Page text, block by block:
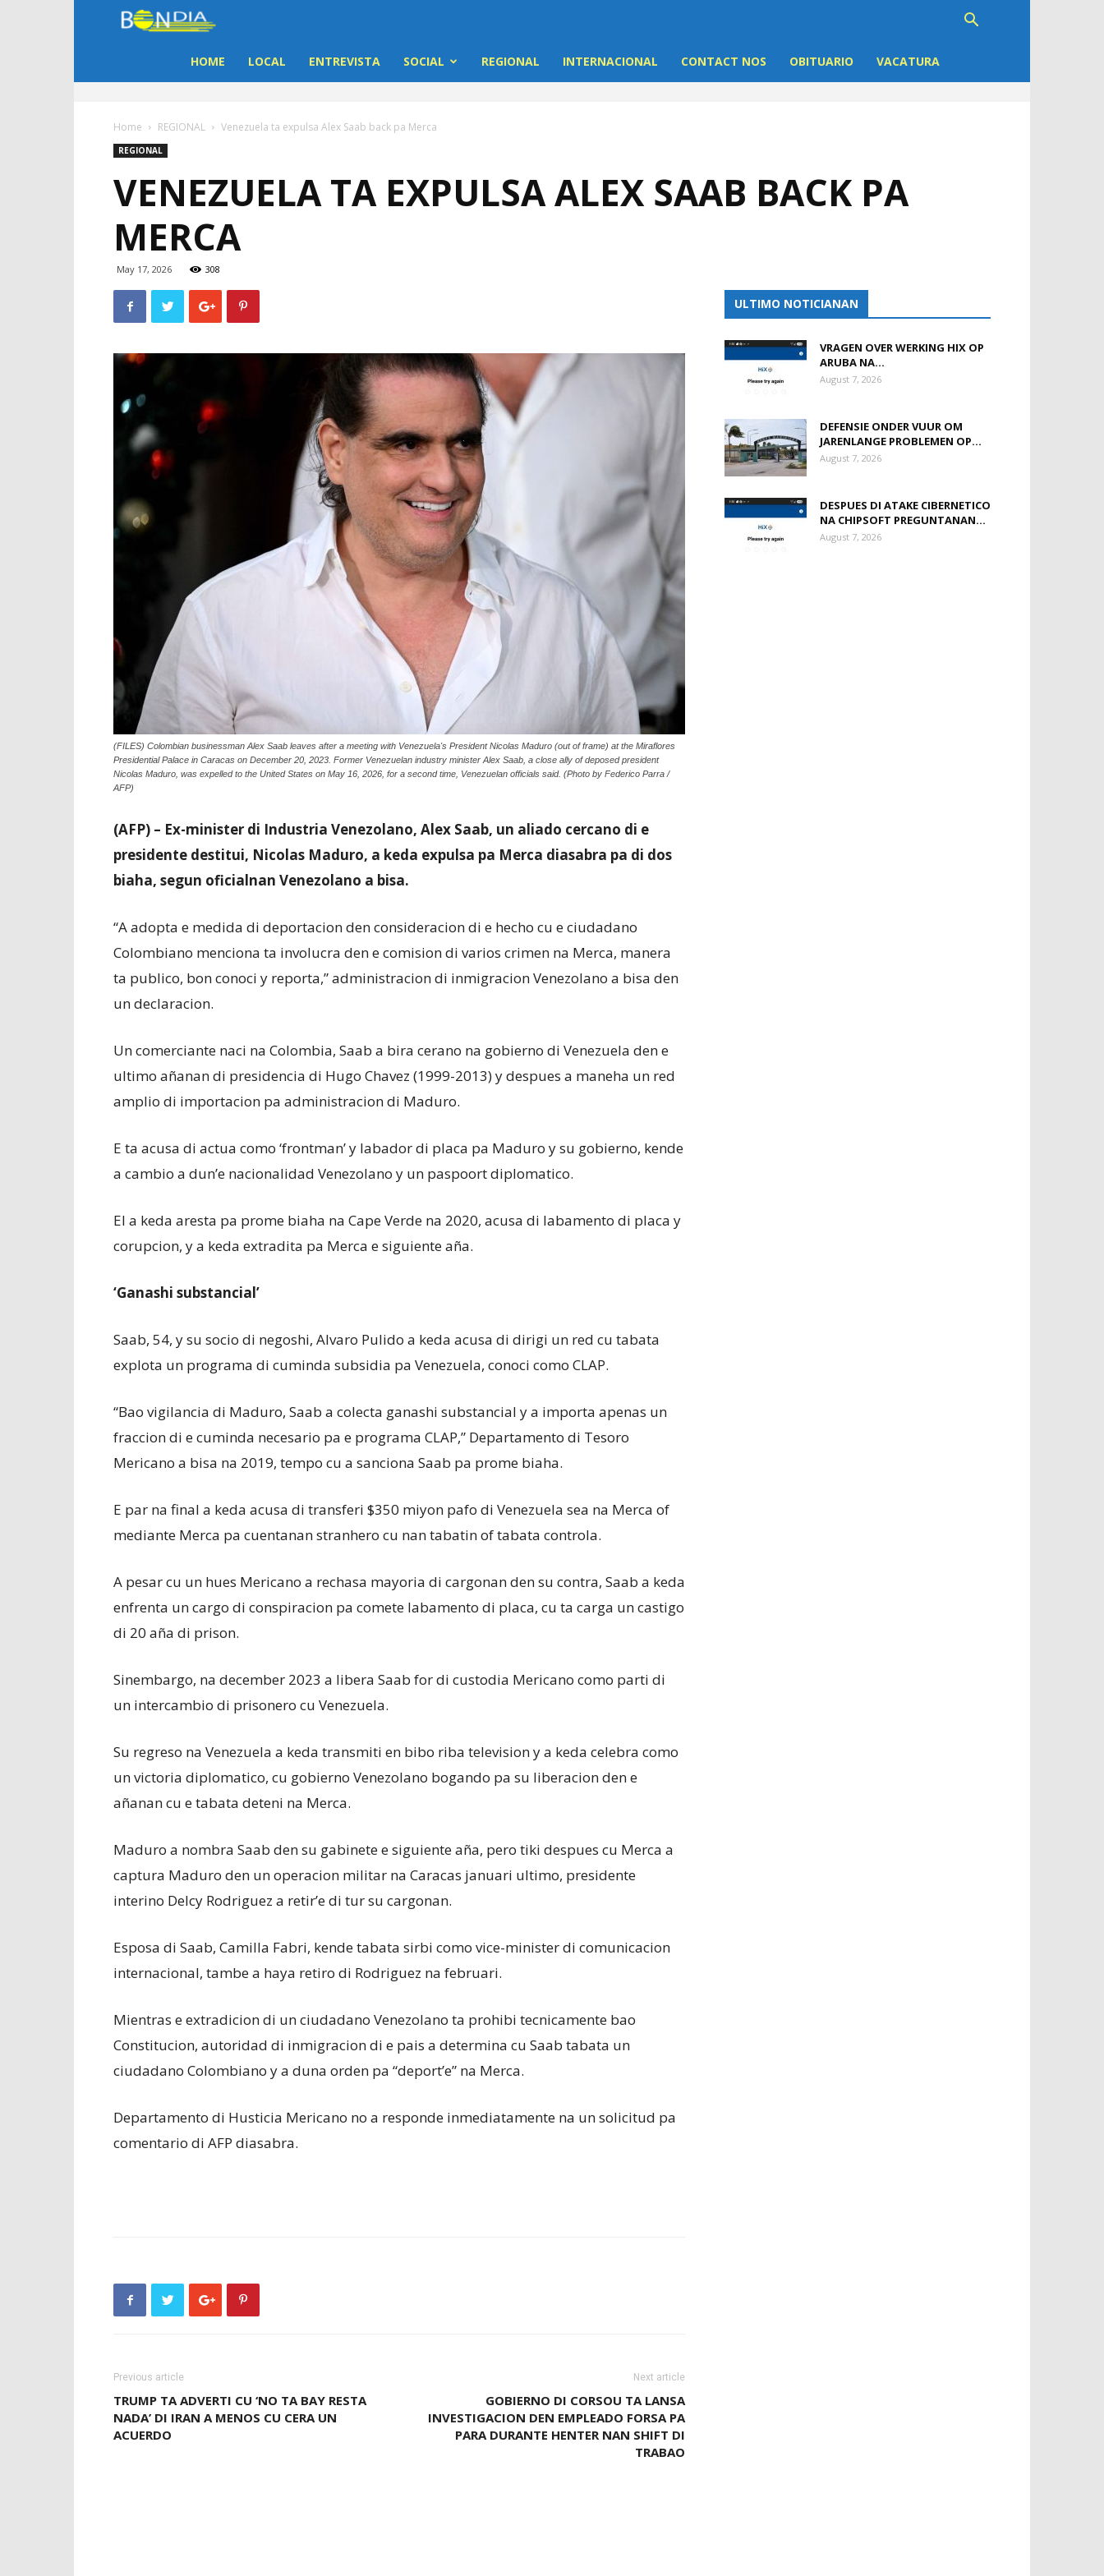
Dia
Noticia
di
HOME LOCAL ENTREVISTA SOCIAL REGIONAL INTERNACIONAL CONTACT NOS OBITUARIO VACATURA
Home REGIONAL Venezuela ta expulsa Alex Saab back pa Merca
REGIONAL
VENEZUELA TA EXPULSA ALEX SAAB BACK PA
MERCA
May 17, 2026 308
(FILES) Colombian businessman Alex Saab leaves after a meeting with Venezuela's President Nicolas Maduro (out of frame) at the Miraflores
Presidential Palace in Caracas on December 20, 2023. Former Venezuelan industry minister Alex Saab, a close ally of deposed president
Nicolas Maduro, was expelled to the United States on May 16, 2026, for a second time, Venezuelan officials said. (Photo by Federico Parra /
AFP)
(AFP) – Ex-minister di Industria Venezolano, Alex Saab, un aliado cercano di e
presidente destitui, Nicolas Maduro, a keda expulsa pa Merca diasabra pa di dos
biaha, segun oficialnan Venezolano a bisa.
“A adopta e medida di deportacion den consideracion di e hecho cu e ciudadano
Colombiano menciona ta involucra den e comision di varios crimen na Merca, manera
ta publico, bon conoci y reporta,” administracion di inmigracion Venezolano a bisa den
un declaracion.
Un comerciante naci na Colombia, Saab a bira cerano na gobierno di Venezuela den e
ultimo añanan di presidencia di Hugo Chavez (1999-2013) y despues a maneha un red
amplio di importacion pa administracion di Maduro.
E ta acusa di actua como ‘frontman’ y labador di placa pa Maduro y su gobierno, kende
a cambio a dun’e nacionalidad Venezolano y un paspoort diplomatico.
El a keda aresta pa prome biaha na Cape Verde na 2020, acusa di labamento di placa y
corupcion, y a keda extradita pa Merca e siguiente aña.
‘Ganashi substancial’
Saab, 54, y su socio di negoshi, Alvaro Pulido a keda acusa di dirigi un red cu tabata
explota un programa di cuminda subsidia pa Venezuela, conoci como CLAP.
“Bao vigilancia di Maduro, Saab a colecta ganashi substancial y a importa apenas un
fraccion di e cuminda necesario pa e programa CLAP,” Departamento di Tesoro
Mericano a bisa na 2019, tempo cu a sanciona Saab pa prome biaha.
E par na final a keda acusa di transferi $350 miyon pafo di Venezuela sea na Merca of
mediante Merca pa cuentanan stranhero cu nan tabatin of tabata controla.
A pesar cu un hues Mericano a rechasa mayoria di cargonan den su contra, Saab a keda
enfrenta un cargo di conspiracion pa comete labamento di placa, cu ta carga un castigo
di 20 aña di prison.
Sinembargo, na december 2023 a libera Saab for di custodia Mericano como parti di
un intercambio di prisonero cu Venezuela.
Su regreso na Venezuela a keda transmiti en bibo riba television y a keda celebra como
un victoria diplomatico, cu gobierno Venezolano bogando pa su liberacion den e
añanan cu e tabata deteni na Merca.
Maduro a nombra Saab den su gabinete e siguiente aña, pero tiki despues cu Merca a
captura Maduro den un operacion militar na Caracas januari ultimo, presidente
interino Delcy Rodriguez a retir’e di tur su cargonan.
Esposa di Saab, Camilla Fabri, kende tabata sirbi como vice-minister di comunicacion
internacional, tambe a haya retiro di Rodriguez na februari.
Mientras e extradicion di un ciudadano Venezolano ta prohibi tecnicamente bao
Constitucion, autoridad di inmigracion di e pais a determina cu Saab tabata un
ciudadano Colombiano y a duna orden pa “deport’e” na Merca.
Departamento di Husticia Mericano no a responde inmediatamente na un solicitud pa
comentario di AFP diasabra.
Previous article
TRUMP TA ADVERTI CU ‘NO TA BAY RESTA
NADA’ DI IRAN A MENOS CU CERA UN
ACUERDO
Next article
GOBIERNO DI CORSOU TA LANSA
INVESTIGACION DEN EMPLEADO FORSA PA
PARA DURANTE HENTER NAN SHIFT DI
TRABAO
ULTIMO NOTICIANAN
VRAGEN OVER WERKING HIX OP
ARUBA NA...
August 7, 2026
DEFENSIE ONDER VUUR OM
JARENLANGE PROBLEMEN OP...
August 7, 2026
DESPUES DI ATAKE CIBERNETICO
NA CHIPSOFT PREGUNTANAN...
August 7, 2026